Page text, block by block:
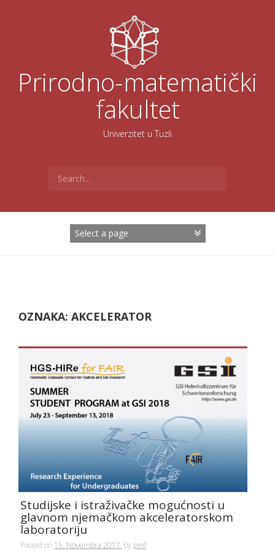
Prirodno-matematički
fakultet
Univerzitet u Tuzli
for:
OZNAKA: AKCELERATOR
Studijske i istraživačke mogućnosti u
glavnom njemačkom akceleratorskom
laboratoriju
Posted on 15. Novembra 2017. by pmf